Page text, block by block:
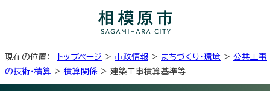
現在の位置： トップページ > 市政情報 > まちづくり・環境 > 公共工事
の技術・積算 > 積算関係 > 建築工事積算基準等